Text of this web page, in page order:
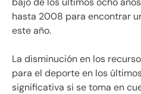
hasta 2008 para encontrar
este año.
La disminución en los
para el deporte en los
significativa si se toma en